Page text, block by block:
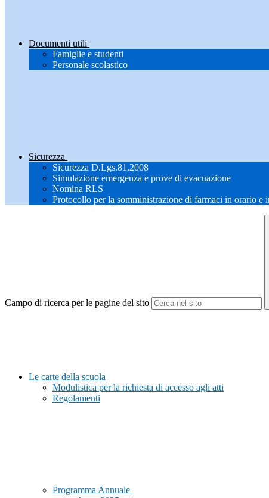
Documenti utili
Famiglie e studenti
Personale scolastico
Sicurezza
Sicurezza D.Lgs.81.2008
Simulazione emergenza e prove di evacuazione
Nomina RLS
Protocollo per la somministrazione di farmaci in orario e
Campo di ricerca per le pagine del sito
Le carte della scuola
Modulistica per la richiesta di accesso agli atti
Regolamenti
Programma Annuale